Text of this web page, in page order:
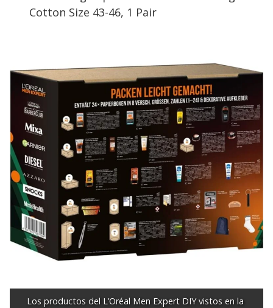
Cotton Size 43-46, 1 Pair
Los productos del L’Oréal Men Expert DIY vistos en la